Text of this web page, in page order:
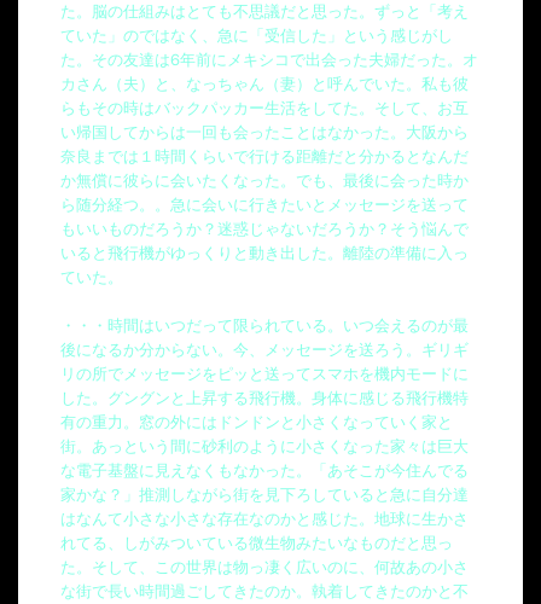
た。脳の仕組みはとても不思議だと思った。ずっと「考え
ていた」のではなく、急に「受信した」という感じがし
た。その友達は6年前にメキシコで出会った夫婦だった。オ
カさん（夫）と、なっちゃん（妻）と呼んでいた。私も彼
らもその時はバックパッカー生活をしてた。そして、お互
い帰国してからは一回も会ったことはなかった。大阪から
奈良までは１時間くらいで行ける距離だと分かるとなんだ
か無償に彼らに会いたくなった。でも、最後に会った時か
ら随分経つ。。急に会いに行きたいとメッセージを送って
もいいものだろうか？迷惑じゃないだろうか？そう悩んで
いると飛行機がゆっくりと動き出した。離陸の準備に入っ
ていた。
・・・時間はいつだって限られている。いつ会えるのが最
後になるか分からない。今、メッセージを送ろう。ギリギ
リの所でメッセージをピッと送ってスマホを機内モードに
した。グングンと上昇する飛行機。身体に感じる飛行機特
有の重力。窓の外にはドンドンと小さくなっていく家と
街。あっという間に砂利のように小さくなった家々は巨大
な電子基盤に見えなくもなかった。「あそこが今住んでる
家かな？」推測しながら街を見下ろしていると急に自分達
はなんて小さな小さな存在なのかと感じた。地球に生かさ
れてる、しがみついている微生物みたいなものだと思っ
た。そして、この世界は物っ凄く広いのに、何故あの小さ
な街で長い時間過ごしてきたのか。執着してきたのかと不